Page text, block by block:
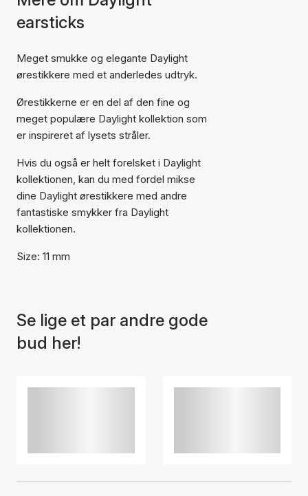
earsticks
Meget smukke og elegante Daylight
ørestikkere med et anderledes udtryk.
Ørestikkerne er en del af den fine og
meget populære Daylight kollektion som
er inspireret af lysets stråler.
Hvis du også er helt forelsket i Daylight
kollektionen, kan du med fordel mikse
dine Daylight ørestikkere med andre
fantastiske smykker fra Daylight
kollektionen.
Size: 11 mm
Se lige et par andre gode
bud her!